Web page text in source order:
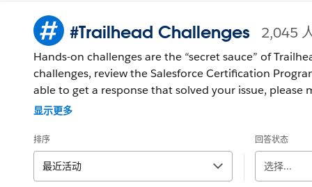
#Trailhead Challenges 2,045
Hands-on challenges are the “secret sauce” of
challenges, review the Salesforce Certification Program Agreement
able to get a response that solved your issue,
If the issue persists after 48 hours, create a
显示更多
排序
最近活动
回答状态
选择...